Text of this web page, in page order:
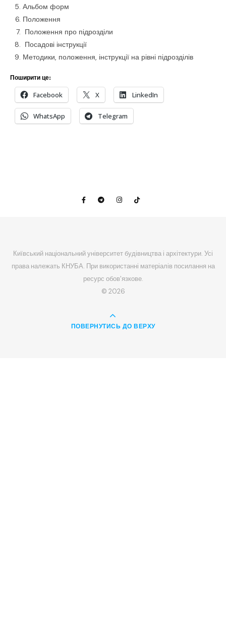
Альбом форм
Положення
Положення про підрозділи
Посадові інструкції
Методики, положення, інструкції на рівні підрозділів
Поширити це:
Facebook X LinkedIn
WhatsApp Telegram
Київський національний університет будівництва і архітектури. Усі
права належать КНУБА. При використанні матеріалів посилання на
ресурс обов'язкове.
© 2026
ПОВЕРНУТИСЬ ДО ВЕРХУ